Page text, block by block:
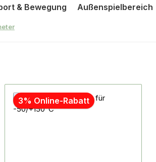
& Bewegung Außenspielbereich
3% Online-Rabatt